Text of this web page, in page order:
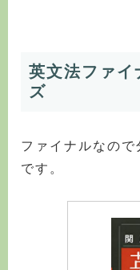
英文法ファイ
ズ
ファイナルなの
です。